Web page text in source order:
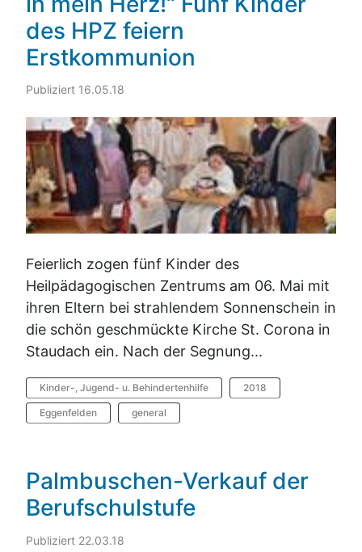
des HPZ feiern
Erstkommunion
Publiziert 16.05.18
Feierlich zogen fünf Kinder des
Heilpädagogischen Zentrums am 06. Mai mit
ihren Eltern bei strahlendem Sonnenschein in
die schön geschmückte Kirche St. Corona in
Staudach ein. Nach der Segnung...
Kinder-, Jugend- u. Behindertenhilfe 2018
Eggenfelden general
Palmbuschen-Verkauf der
Berufschulstufe
Publiziert 22.03.18